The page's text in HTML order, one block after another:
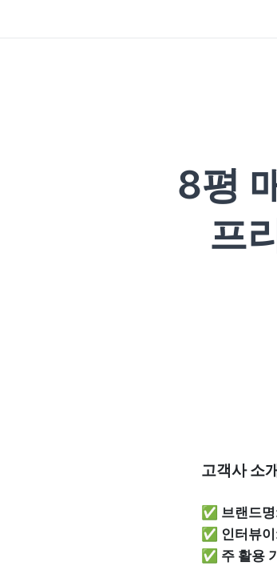
8평
프
고객사 소개
✅ 브랜드명
✅ 인터뷰이
✅ 주 활용